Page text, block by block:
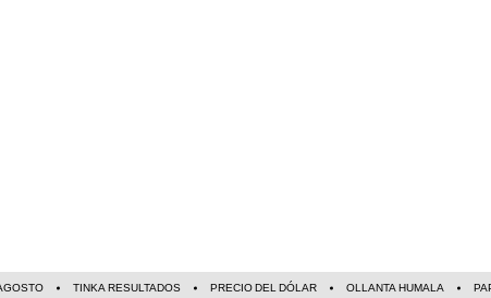
TINKA RESULTADOS PRECIO DEL DÓLAR OLLANTA HUMALA